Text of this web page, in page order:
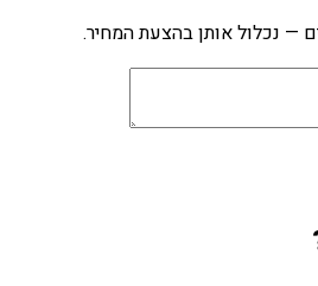
— נכלול אותן בהצעת המחיר.